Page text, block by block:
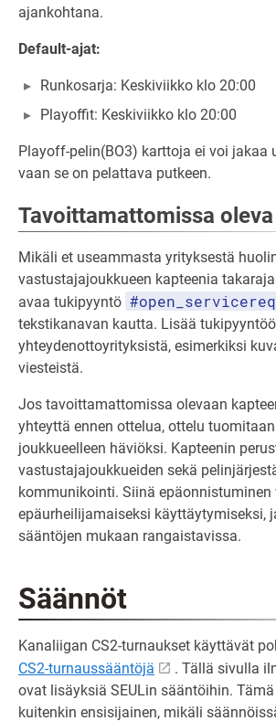
ajankohtana.
Default-ajat:
Runkosarja: Keskiviikko klo 20:00
Playoffit: Keskiviikko klo 20:00
Playoff-pelin(BO3) karttoja ei voi jakaa
vaan se on pelattava putkeen.
Tavoittamattomissa
Mikäli et useammasta yrityksestä
vastustajajoukkueen kapteenia
avaa tukipyyntö
tekstikanavan kautta. Lisää
yhteydenottoyrityksistä, esimerkiksi
viesteistä.
Jos tavoittamattomissa olevaan
yhteyttä ennen ottelua, ottelu
joukkueelleen häviöksi. Kapteenin
vastustajajoukkueiden sekä
kommunikointi. Siinä
epäurheilijamaiseksi käyttäytymiseksi,
sääntöjen mukaan rangaistavissa.
Säännöt
Kanaliigan CS2-turnaukset käyttävät
CS2-turnaussääntöjä
. Tällä sivulla
ovat lisäyksiä SEULin sääntöihin.
kuitenkin ensisijainen, mikäli